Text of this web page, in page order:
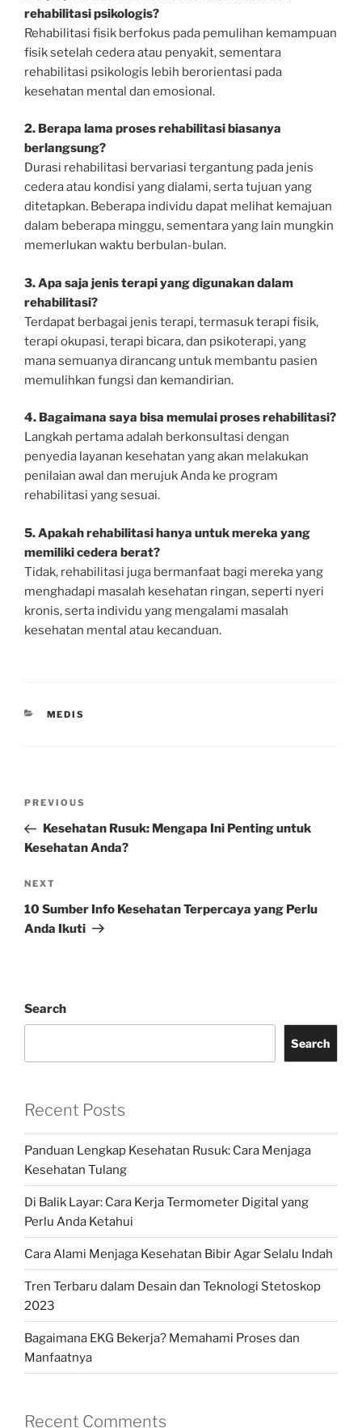
rehabilitasi psikologis?
Rehabilitasi fisik berfokus pada pemulihan kemampuan
fisik setelah cedera atau penyakit, sementara
rehabilitasi psikologis lebih berorientasi pada
kesehatan mental dan emosional.
2. Berapa lama proses rehabilitasi biasanya
berlangsung?
Durasi rehabilitasi bervariasi tergantung pada jenis
cedera atau kondisi yang dialami, serta tujuan yang
ditetapkan. Beberapa individu dapat melihat kemajuan
dalam beberapa minggu, sementara yang lain mungkin
memerlukan waktu berbulan-bulan.
3. Apa saja jenis terapi yang digunakan dalam
rehabilitasi?
Terdapat berbagai jenis terapi, termasuk terapi fisik,
terapi okupasi, terapi bicara, dan psikoterapi, yang
mana semuanya dirancang untuk membantu pasien
memulihkan fungsi dan kemandirian.
4. Bagaimana saya bisa memulai proses rehabilitasi?
Langkah pertama adalah berkonsultasi dengan
penyedia layanan kesehatan yang akan melakukan
penilaian awal dan merujuk Anda ke program
rehabilitasi yang sesuai.
5. Apakah rehabilitasi hanya untuk mereka yang
memiliki cedera berat?
Tidak, rehabilitasi juga bermanfaat bagi mereka yang
menghadapi masalah kesehatan ringan, seperti nyeri
kronis, serta individu yang mengalami masalah
kesehatan mental atau kecanduan.
CATEGORIES
MEDIS
Previous
Post
PREVIOUS
Kesehatan Rusuk: Mengapa Ini Penting untuk
Kesehatan Anda?
Next
Post
NEXT
10 Sumber Info Kesehatan Terpercaya yang Perlu
Anda Ikuti
Search
Search
Recent Posts
Panduan Lengkap Kesehatan Rusuk: Cara Menjaga
Kesehatan Tulang
Di Balik Layar: Cara Kerja Termometer Digital yang
Perlu Anda Ketahui
Cara Alami Menjaga Kesehatan Bibir Agar Selalu Indah
Tren Terbaru dalam Desain dan Teknologi Stetoskop
2023
Bagaimana EKG Bekerja? Memahami Proses dan
Manfaatnya
Recent Comments